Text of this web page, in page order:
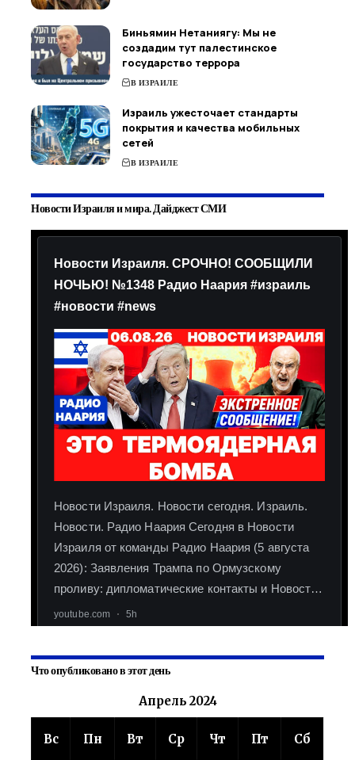
Биньямин Нетаниягу: Мы не
создадим тут палестинское
государство террора
В ИЗРАИЛЕ
Израиль ужесточает стандарты
покрытия и качества мобильных
сетей
В ИЗРАИЛЕ
Новости Израиля и мира. Дайджест СМИ
Что опубликовано в этот день
Апрель 2024
Вс Пн Вт Ср Чт Пт Сб